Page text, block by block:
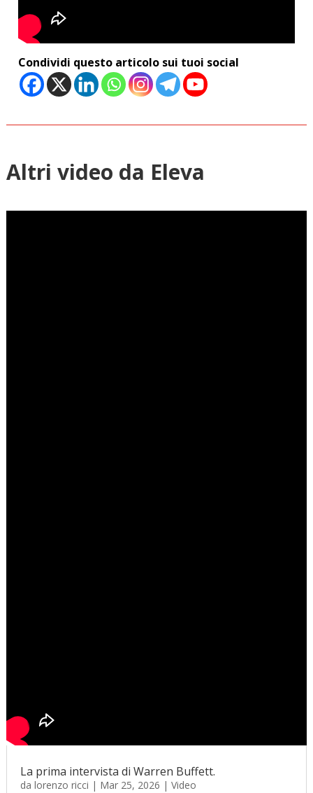
Condividi questo articolo sui tuoi social
Altri video da Eleva
La prima intervista di Warren Buffett.
da lorenzo ricci | Mar 25, 2026 | Video